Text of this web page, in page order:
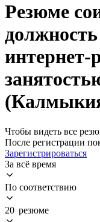
Резюме
интернет-
Чтобы видеть все
После регистрации
Зарегистрироваться
За всё время
По соответствию
20 резюме